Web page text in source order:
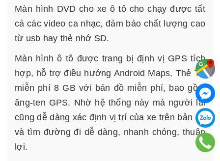
Màn hình DVD cho xe ô tô cho chạy được tất
cả các video ca nhạc, đảm bảo chất lượng cao
từ usb hay thẻ nhớ SD.
Màn hình ô tô được trang bị định vị GPS tích
hợp, hỗ trợ điều hướng Android Maps, Thẻ TF
miễn phí 8 GB với bản đồ miễn phí, bao gồm
ăng-ten GPS. Nhờ hệ thống này mà người lái
cũng dễ dàng xác định vị trí của xe trên bản đồ
và tìm đường đi dễ dàng, nhanh chóng, thuận
lợi.